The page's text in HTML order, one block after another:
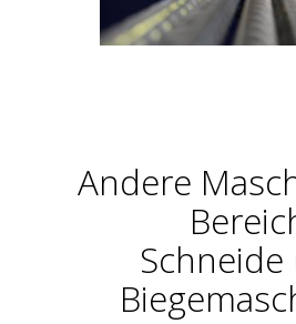
Andere
Schneide